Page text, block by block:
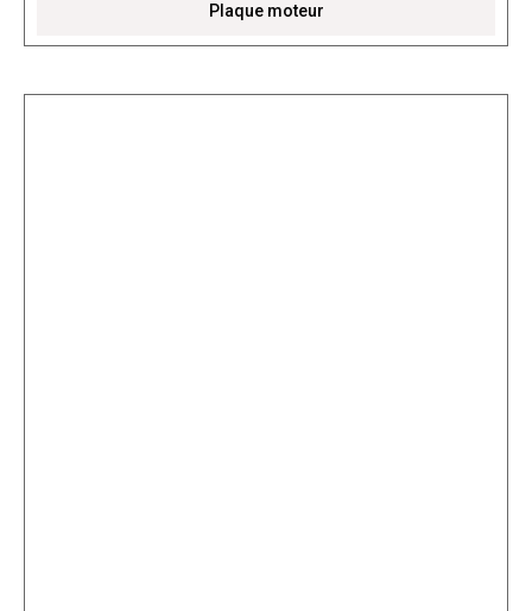
Plaque moteur